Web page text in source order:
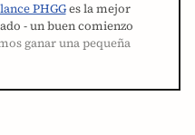
PHGGes la mejor
- un buen comienzo
ganar una pequeña